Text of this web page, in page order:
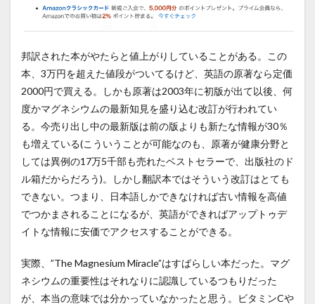
邦訳された本がやたらと値上がりしていることがある。この
本、3万円を超えた値段がついてるけど、英語の原著なら定価
2000円で買える。しかも原著は2003年に初版が出て以後、何
度かマグネシウムの最新知見を盛り込む改訂が行われてい
る。今売り出し中の最新版は前の版よりも新たな情報が30％
も増えている(こういうことが可能なのも、原著が健康分野と
しては異例の17万5千部も売れたベストセラーで、出版社のド
ル箱だからだろう)。しかし翻訳本ではそういう改訂はとても
できない。つまり、日本語しかできなければ古い情報を高値
でつかまされることになるが、英語ができればアップトゥデ
イトな情報に安価でアクセスすることができる。
実際、”The Magnesium Miracle”はすばらしい本だった。マグ
ネシウムの重要性はそれなりに認識しているつもりだった
が、本当の意味では分かっていなかったと思う。ビタミンCや